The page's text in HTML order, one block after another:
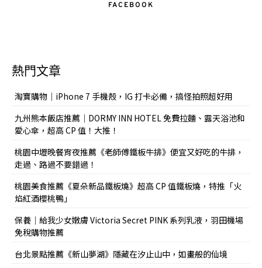
FACEBOOK
熱門文章
淘寶購物｜iPhone 7 手機殼，IG 打卡必備，搞怪拍照超好用
九州熊本飯店推薦｜DORMY INN HOTEL 免費拉麵、露天浴池和
愛心傘，超高 CP 值！大推！
桃園中壢晚餐宵夜推薦《老師傅鐵板牛排》便宜又好吃的牛排，
走過、路過不要錯過！
桃園美食推薦《夏朵新品鐵板燒》超高 CP 值鐵板燒，特推「火
焰紅酒櫻桃鴨」
保養｜給我少女嫩膚 Victoria Secret PINK 系列乳液，羽田機場
免稅購物推薦
台北景點推薦《新山夢湖》隱藏在汐止山中，如畫般的仙境